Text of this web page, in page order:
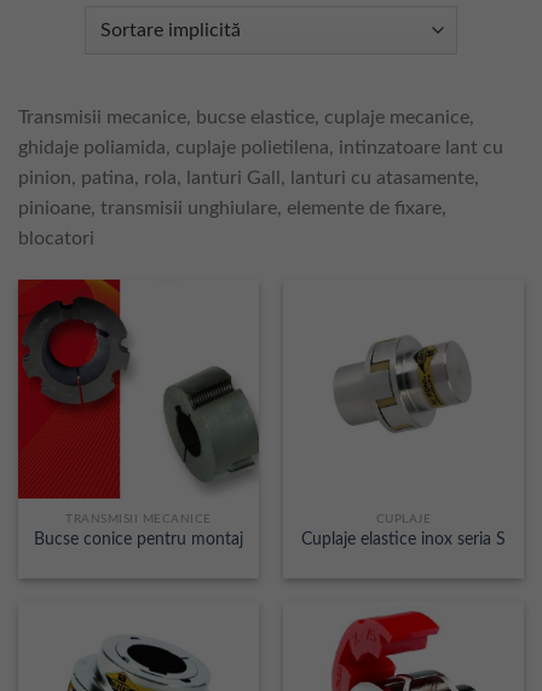
Transmisii mecanice, bucse elastice, cuplaje mecanice,
ghidaje poliamida, cuplaje polietilena, intinzatoare lant cu
pinion, patina, rola, lanturi Gall, lanturi cu atasamente,
pinioane, transmisii unghiulare, elemente de fixare,
blocatori
TRANSMISII MECANICE
Bucse conice pentru montaj
CUPLAJE
Cuplaje elastice inox seria S